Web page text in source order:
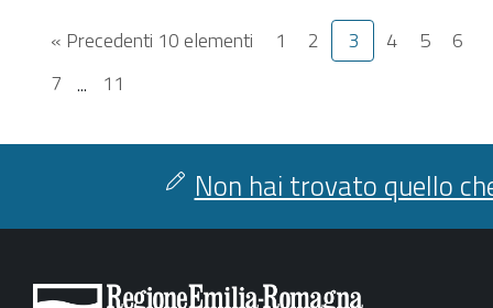
« Precedenti 10 elementi 1 2 3 4 5
6
7 ... 11
Non hai trovato quello